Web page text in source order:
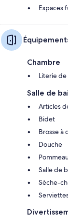
Espaces
Chambre
Literie
Salle de
Articles
Bidet
Brosse à
Douche
Salle de
Sèche-